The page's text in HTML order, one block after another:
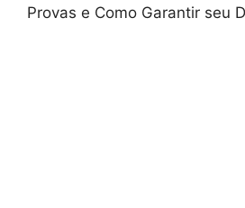
Provas e Como Garantir seu